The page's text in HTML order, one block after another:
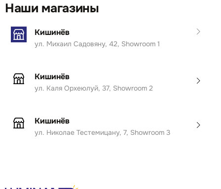
Наши магазины
Кишинёв
ул. Михаил Садовяну, 42, Showroom 1
Кишинёв
ул. Каля Орхеюлуй, 37, Showroom 2
Кишинёв
ул. Николае Тестемицану, 7, Showroom 3